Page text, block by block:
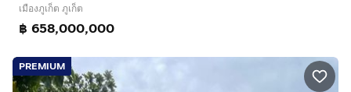
เมืองภูเก็ต ภูเก็ต
฿ 658,000,000
PREMIUM